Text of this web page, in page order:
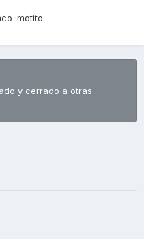
:motito
y cerrado a otras